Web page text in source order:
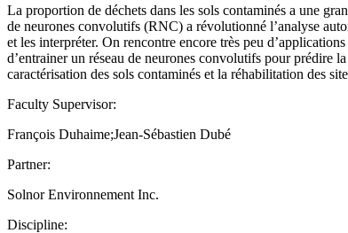
La proportion de déchets dans les sols contaminés a une
de neurones convolutifs (RNC) a révolutionné l’analyse
et les interpréter. On rencontre encore très peu
d’entrainer un réseau de neurones convolutifs pour prédire
caractérisation des sols contaminés et la réhabilitation des
Faculty Supervisor:
François Duhaime;Jean-Sébastien Dubé
Partner:
Solnor Environnement Inc.
Discipline: